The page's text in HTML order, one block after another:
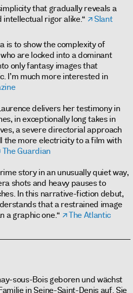
that gradually reveals a
rigor alike.“
Slant
is to show the complexity of
are locked into a dominant
only fantasy images that
I’m much more interested in
delivers her testimony in
in exceptionally long takes in
a severe directorial approach
the more electricity to a film with
The Guardian
story in an unusually quiet way,
shots and heavy pauses to
In this narrative-fiction debut,
that a restrained image
a graphic one.“
The Atlantic
sous-Bois geboren und wächst
in Seine-Saint-Denis auf. Sie